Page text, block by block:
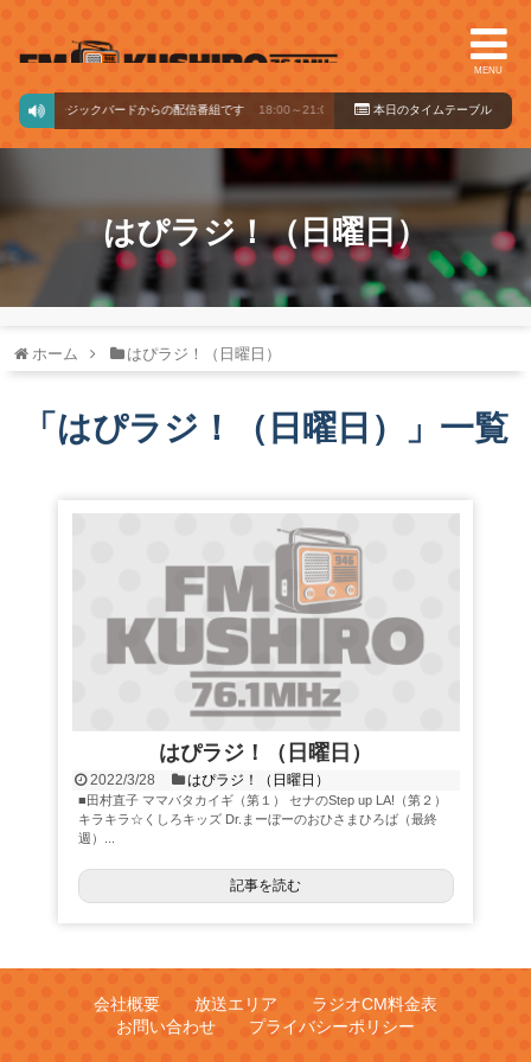
MENU
ミュージックバードからの配信番組です 18:00～21:00 本日のタイ ムテーブル
はぴラジ！（日曜日）
ホーム はぴラジ！（日曜日）
「 はぴラジ！（日曜日） 」 一覧
はぴラジ！（日曜日）
2022/3/28 はぴラジ！（日曜日）
■田村直子 ママバタカイギ（第１） セナのStep up LA!（第２）
キラキラ☆くしろキッズ Dr.まーぼーのおひさまひろば（最終
週）...
記事を読む
会社概要 放送エリア
ラジオCM料金表
お問い合わせ
プライバシーポリシー